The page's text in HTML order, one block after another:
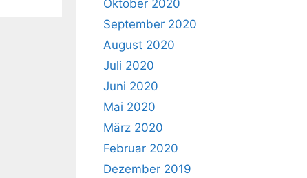
Oktober 2020
September 2020
August 2020
Juli 2020
Juni 2020
Mai 2020
März 2020
Februar 2020
Dezember 2019